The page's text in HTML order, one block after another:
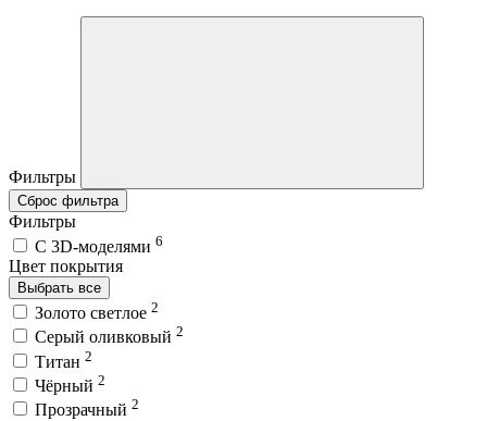
Фильтры
Сброс фильтра
Фильтры
C 3D-моделями 6
Цвет покрытия
Выбрать все
Золото светлое 2
Серый оливковый 2
Титан 2
Чёрный 2
Прозрачный 2